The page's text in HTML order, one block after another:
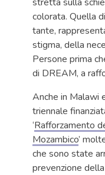
colorata. Quella
tante,
stigma, della
Persone prima
di DREAM, a
Anche in Malawi
triennale
‘Rafforzamento
Mozambico’
che sono state
prevenzione